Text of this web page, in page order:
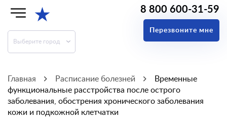
★
Выберите город
8 800 600-31-59
Перезвоните мне
Главная Расписание болезней
Временные
функциональные расстройства после острого
заболевания, обострения хронического заболевания
кожи и подкожной клетчатки